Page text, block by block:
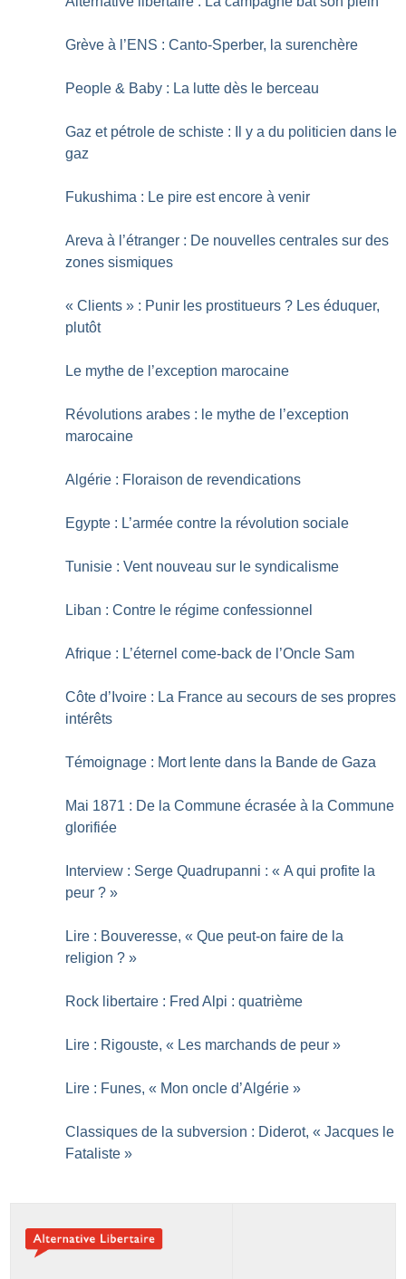
Grève à l’ENS : Canto-Sperber, la surenchère
People & Baby : La lutte dès le berceau
Gaz et pétrole de schiste : Il y a du politicien dans le
gaz
Fukushima : Le pire est encore à venir
Areva à l’étranger : De nouvelles centrales sur des
zones sismiques
« Clients » : Punir les prostitueurs ? Les éduquer,
plutôt
Le mythe de l’exception marocaine
Révolutions arabes : le mythe de l’exception
marocaine
Algérie : Floraison de revendications
Egypte : L’armée contre la révolution sociale
Tunisie : Vent nouveau sur le syndicalisme
Liban : Contre le régime confessionnel
Afrique : L’éternel come-back de l’Oncle Sam
Côte d’Ivoire : La France au secours de ses propres
intérêts
Témoignage : Mort lente dans la Bande de Gaza
Mai 1871 : De la Commune écrasée à la Commune
glorifiée
Interview : Serge Quadrupanni : « A qui profite la
peur ? »
Lire : Bouveresse, « Que peut-on faire de la
religion ? »
Rock libertaire : Fred Alpi : quatrième
Lire : Rigouste, « Les marchands de peur »
Lire : Funes, « Mon oncle d’Algérie »
Classiques de la subversion : Diderot, « Jacques le
Fataliste »